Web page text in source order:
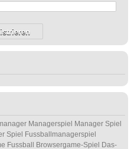
Managerspiel
Manager Spiel
Spiel
Fussballmanagerspiel
Fussball Browsergame-Spiel Das-